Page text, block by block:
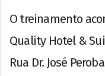
O treinamento
Quality Hotel &
Rua Dr. José